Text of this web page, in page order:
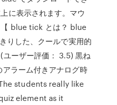
に表示されます。マウ
【 blue tick とは？ blue
りした、クールで実用的
ユーザー評価： 3.5) 黒ね
ラーム付きアナログ時
students really like
element as it